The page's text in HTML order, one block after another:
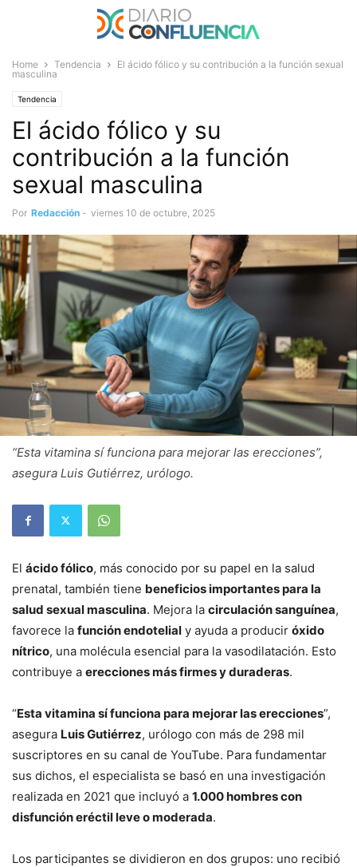
Home Tendencia
El ácido fólico y su contribución a la función sexual
masculina
Tendencia
El ácido fólico y su
contribución a la función
sexual masculina
Por Redacción - viernes 10 de octubre, 2025
“Esta vitamina sí funciona para mejorar las erecciones”,
asegura Luis Gutiérrez, urólogo.
El ácido fólico, más conocido por su papel en la salud
prenatal, también tiene beneficios importantes para la
salud sexual masculina. Mejora la circulación sanguínea,
favorece la función endotelial y ayuda a producir óxido
nítrico, una molécula esencial para la vasodilatación. Esto
contribuye a erecciones más firmes y duraderas.
“Esta vitamina sí funciona para mejorar las erecciones”,
asegura Luis Gutiérrez, urólogo con más de 298 mil
suscriptores en su canal de YouTube. Para fundamentar
sus dichos, el especialista se basó en una investigación
realizada en 2021 que incluyó a 1.000 hombres con
disfunción eréctil leve o moderada.
Los participantes se dividieron en dos grupos: uno recibió